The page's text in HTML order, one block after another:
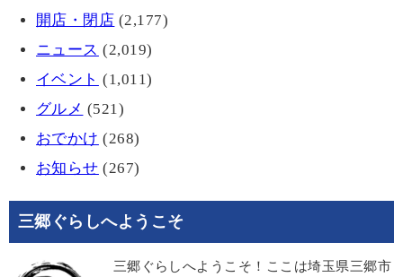
開店・閉店 (2,177)
ニュース (2,019)
イベント (1,011)
グルメ (521)
おでかけ (268)
お知らせ (267)
三郷ぐらしへようこそ
三郷ぐらしへようこそ！ここは埼玉県三郷市